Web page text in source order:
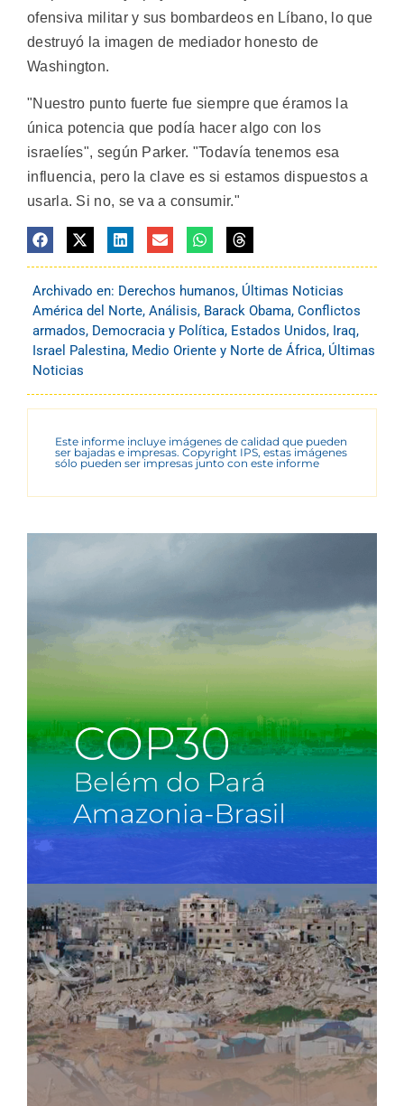
ofensiva militar y sus bombardeos en Líbano, lo que
destruyó la imagen de mediador honesto de
Washington.
"Nuestro punto fuerte fue siempre que éramos la
única potencia que podía hacer algo con los
israelíes", según Parker. "Todavía tenemos esa
influencia, pero la clave es si estamos dispuestos a
usarla. Si no, se va a consumir."
Archivado en: Derechos humanos, Últimas Noticias
América del Norte, Análisis, Barack Obama, Conflictos
armados, Democracia y Política, Estados Unidos, Iraq,
Israel Palestina, Medio Oriente y Norte de África, Últimas
Noticias
Este informe incluye imágenes de calidad que pueden
ser bajadas e impresas. Copyright IPS, estas imágenes
sólo pueden ser impresas junto con este informe